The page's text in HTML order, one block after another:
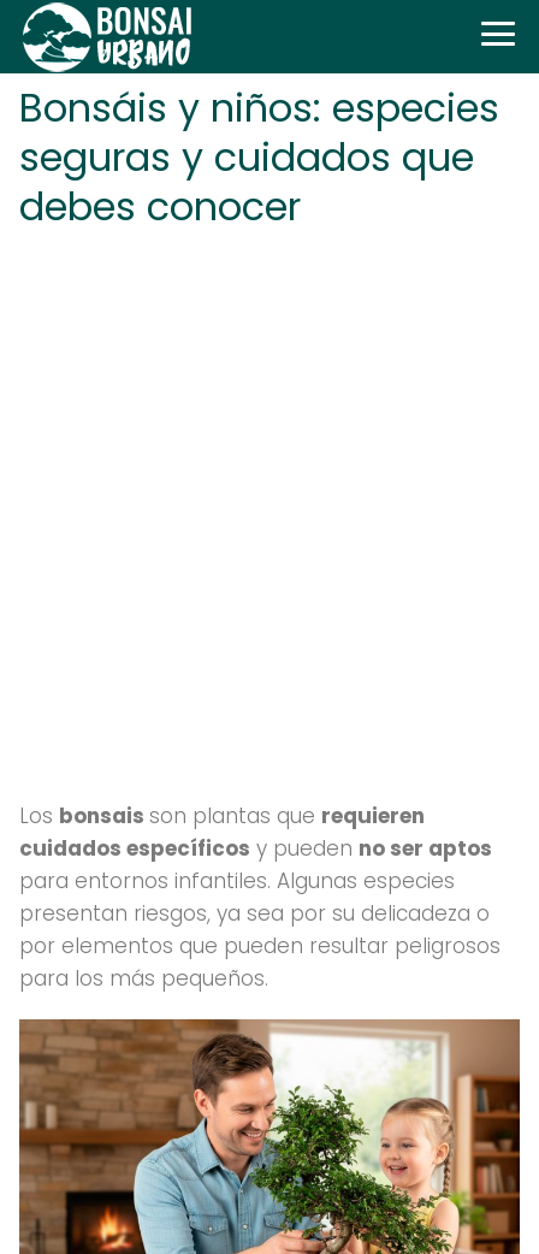
Bonsáis y niños: especies
seguras y cuidados que
debes conocer
Los bonsais son plantas que requieren
cuidados específicos y pueden no ser aptos
para entornos infantiles. Algunas especies
presentan riesgos, ya sea por su delicadeza o
por elementos que pueden resultar peligrosos
para los más pequeños.